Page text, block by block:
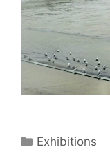
Categorías
Exhibitions